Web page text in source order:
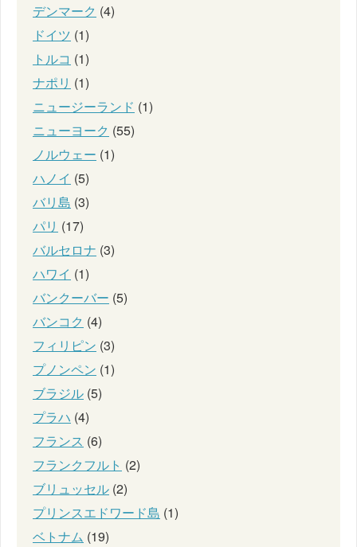
デンマーク (4)
ドイツ (1)
トルコ (1)
ナポリ (1)
ニュージーランド (1)
ニューヨーク (55)
ノルウェー (1)
ハノイ (5)
バリ島 (3)
パリ (17)
バルセロナ (3)
ハワイ (1)
バンクーバー (5)
バンコク (4)
フィリピン (3)
プノンペン (1)
ブラジル (5)
プラハ (4)
フランス (6)
フランクフルト (2)
ブリュッセル (2)
プリンスエドワード島 (1)
ベトナム (19)